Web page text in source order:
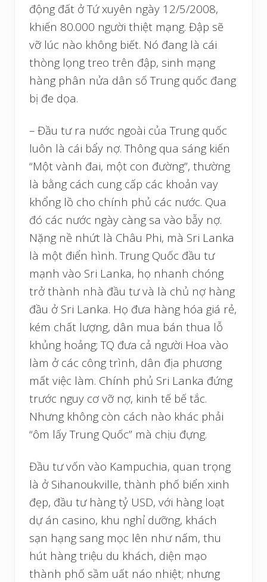
động đất ở Tứ xuyên ngày 12/5/2008,
khiến 80.000 người thiệt mạng. Đập sẽ
vỡ lúc nào không biết. Nó đang là cái
thòng lọng treo trên đập, sinh mạng
hàng phân nửa dân số Trung quốc đang
bị đe dọa.
– Đầu tư ra nước ngoài của Trung quốc
luôn là cái bẩy nợ. Thông qua sáng kiến
“Một vành đai, một con đường”, thường
là bằng cách cung cấp các khoản vay
khổng lồ cho chính phủ các nước. Qua
đó các nước ngày càng sa vào bẫy nợ.
Nặng nề nhứt là Châu Phi, mà Sri Lanka
là một điển hình. Trung Quốc đầu tư
mạnh vào Sri Lanka, họ nhanh chóng
trở thành nhà đầu tư và là chủ nợ hàng
đầu ở Sri Lanka. Họ đưa hàng hóa giá rẻ,
kém chất lượng, dân mua bán thua lỗ
khủng hoảng; TQ đưa cả người Hoa vào
làm ở các công trình, dân địa phương
mất việc làm. Chính phủ Sri Lanka đứng
trước nguy cơ vỡ nợ, kinh tế bế tắc.
Nhưng không còn cách nào khác phải
“ôm lấy Trung Quốc” mà chịu đựng.
Đầu tư vốn vào Kampuchia, quan trọng
là ở Sihanoukville, thành phố biển xinh
đẹp, đầu tư hàng tỷ USD, với hàng loạt
dự án casino, khu nghỉ dưỡng, khách
sạn hạng sang mọc lên như nấm, thu
hút hàng triệu du khách, diện mạo
thành phố sầm uất náo nhiệt; nhưng